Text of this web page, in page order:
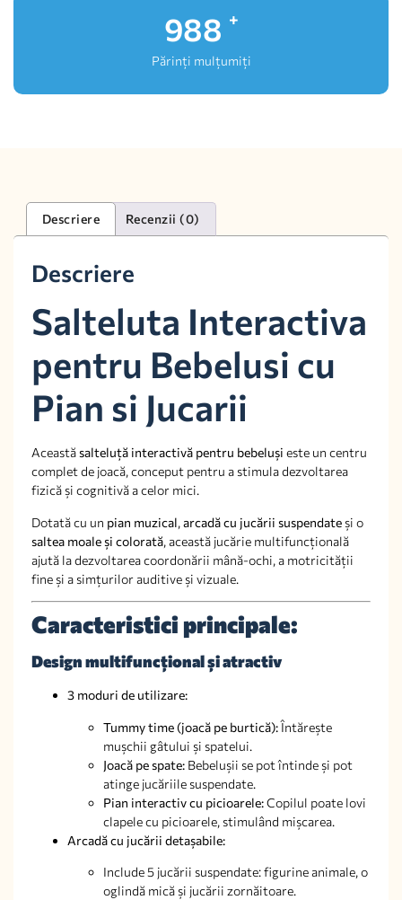
1,000
Părinți mulțumiți
Descriere Recenzii (0)
Descriere
Salteluta Interactiva
pentru Bebelusi cu
Pian si Jucarii
Aceastăsalteluță interactivă pentru bebeluși este un centru
complet de joacă, conceput pentru a stimula dezvoltarea
fizică și cognitivă a celor mici.
Dotată cu un pian muzical, arcadă cu jucării suspendate și o
saltea moale și colorată, această jucărie multifuncțională
ajută la dezvoltarea coordonării mână-ochi, a motricității
fine și a simțurilor auditive și vizuale.
Caracteristici principale:
Design multifuncțional și atractiv
3 moduri de utilizare:
Tummy time (joacă pe burtică):Întărește
mușchii gâtului și spatelui.
Joacă pe spate: Bebelușii se pot întinde și pot
atinge jucăriile suspendate.
Pian interactiv cu picioarele:Copilul poate lovi
clapele cu picioarele, stimulând mișcarea.
Arcadă cu jucării detașabile:
Include 5 jucării suspendate: figurine animale, o
oglindă mică și jucării zornăitoare.